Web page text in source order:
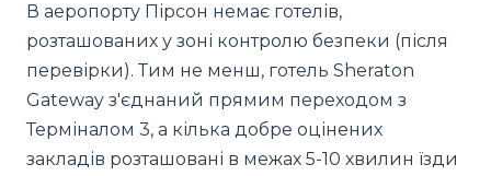
В аеропорту Пірсон немає готелів,
розташованих у зоні контролю безпеки (після
перевірки). Тим не менш, готель Sheraton
Gateway з'єднаний прямим переходом з
Терміналом 3, а кілька добре оцінених
закладів розташовані в межах 5-10 хвилин їзди